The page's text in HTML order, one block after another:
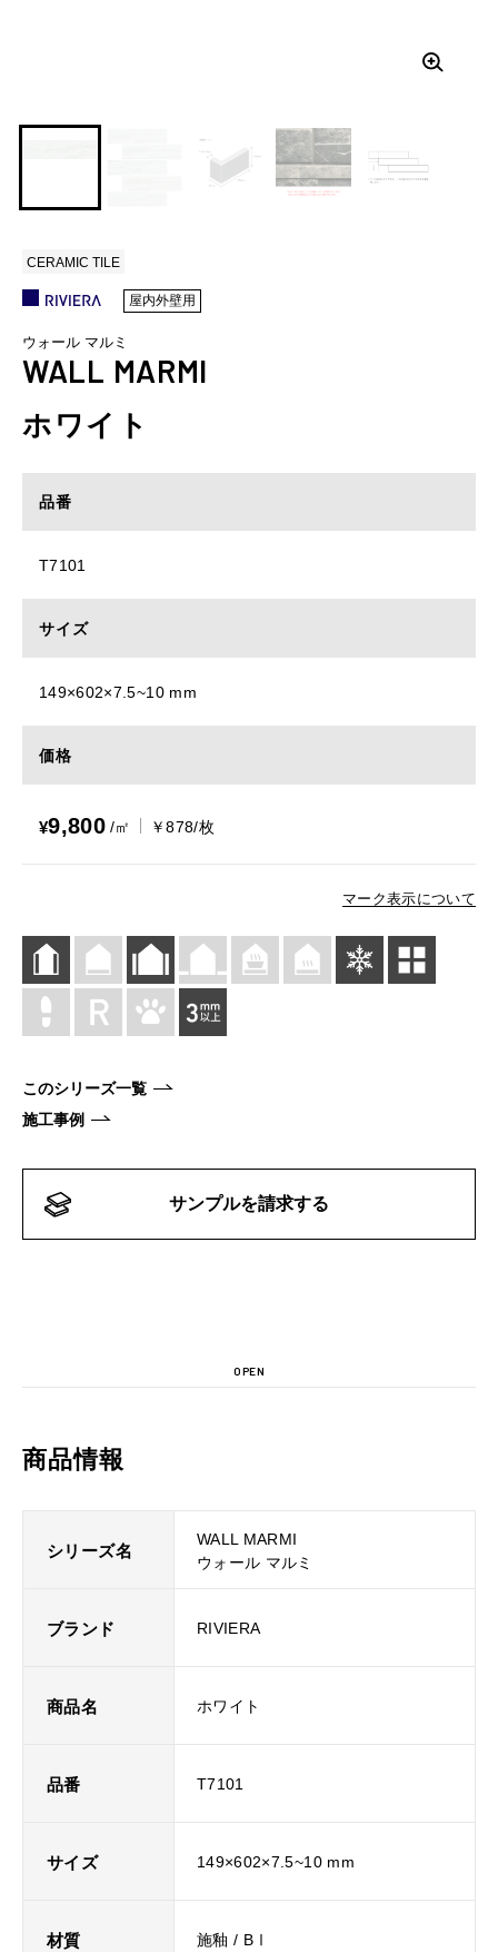
CERAMIC TILE
屋内外壁用
ウォール マルミ
WALL MARMI
ホワイト
品番
T7101
サイズ
149×602×7.5~10 mm
価格
¥9,800 /㎡ ￥878/枚
マーク表示について
このシリーズ一覧
施工事例
サンプルを請求する
OPEN
商品情報
シリーズ名
WALL MARMI
ウォール マルミ
ブランド RIVIERA
商品名 ホワイト
品番 T7101
サイズ 149×602×7.5~10 mm
材質 施釉 / BⅠ